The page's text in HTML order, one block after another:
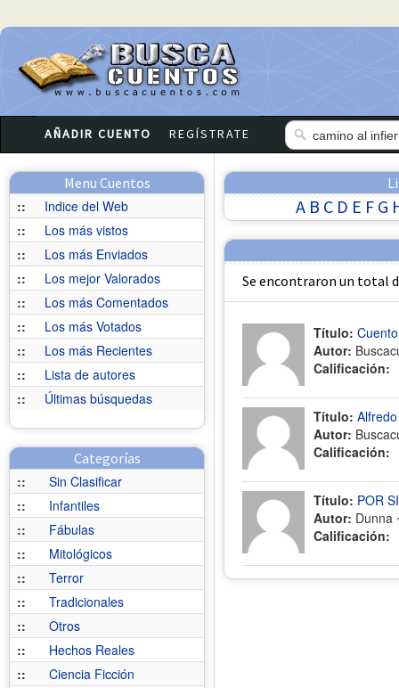
AÑADIR CUENTO REGÍSTRATE
Menu Cuentos
::
Indice del Web
::
Los más vistos
::
Los más Enviados
::
Los mejor Valorados
::
Los más Comentados
::
Los más Votados
::
Los más Recientes
::
Lista de autores
::
Últimas búsquedas
Categorías
::
Sin Clasificar
::
Infantiles
::
Fábulas
::
Mitológicos
::
Terror
::
Tradicionales
::
Otros
::
Hechos Reales
::
Ciencia Ficción
A B C D E F G
Se encontraron un total
Título:
Autor:
Calificación:
Título:
Autor:
Calificación:
Título: POR
Autor: Dunna
Calificación: